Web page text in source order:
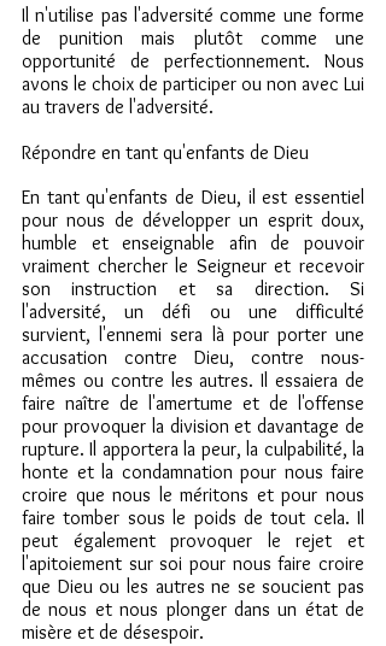
Il n'utilise pas l'adversité comme une forme
de punition mais plutôt comme une
opportunité de perfectionnement. Nous
avons le choix de participer ou non avec Lui
au travers de l'adversité.
Répondre en tant qu'enfants de Dieu
En tant qu'enfants de Dieu, il est essentiel
pour nous de développer un esprit doux,
humble et enseignable afin de pouvoir
vraiment chercher le Seigneur et recevoir
son instruction et sa direction. Si
l'adversité, un défi ou une difficulté
survient, l'ennemi sera là pour porter une
accusation contre Dieu, contre nous-
mêmes ou contre les autres. Il essaiera de
faire naître de l'amertume et de l'offense
pour provoquer la division et davantage de
rupture. Il apportera la peur, la culpabilité, la
honte et la condamnation pour nous faire
croire que nous le méritons et pour nous
faire tomber sous le poids de tout cela. Il
peut également provoquer le rejet et
l'apitoiement sur soi pour nous faire croire
que Dieu ou les autres ne se soucient pas
de nous et nous plonger dans un état de
misère et de désespoir.